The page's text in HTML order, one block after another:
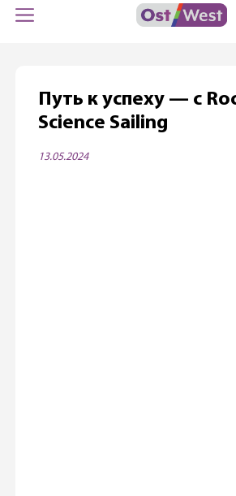
Путь к успеху — с
Science Sailing
13.05.2024